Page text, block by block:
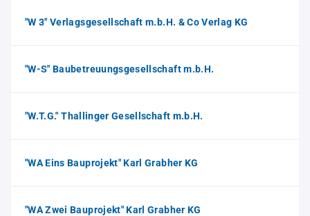
"W 3" Verlagsgesellschaft m.b.H. & Co Verlag KG
"W-S" Baubetreuungsgesellschaft m.b.H.
"W.T.G." Thallinger Gesellschaft m.b.H.
"WA Eins Bauprojekt" Karl Grabher KG
"WA Zwei Bauprojekt" Karl Grabher KG